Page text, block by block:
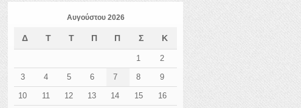
Αυγούστου 2026
Δ Τ Τ Π Π Σ Κ
1 2
3 4 5 6 7 8 9
10 11 12 13 14 15 16